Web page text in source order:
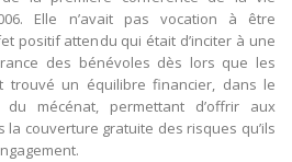
Elle n’avait pas vocation à être
positif attendu qui était d’inciter à une
des bénévoles dès lors que les
trouvé un équilibre financier, dans le
mécénat, permettant d’offrir aux
couverture gratuite des risques qu’ils